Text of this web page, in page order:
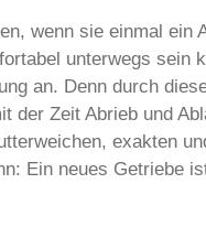
wenn sie einmal ein
unterwegs sein
an. Denn durch
Zeit Abrieb und
exakten
Ein neues Getriebe